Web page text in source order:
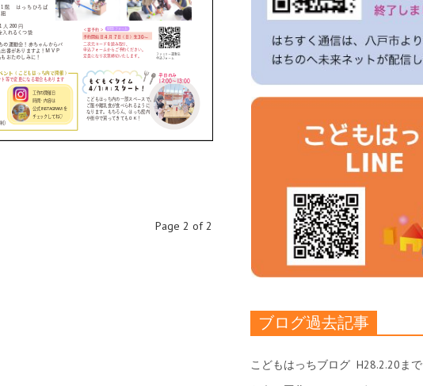
Page 2 of 2
ブログ過去記事
こどもはっちブログ H28.2.20まで